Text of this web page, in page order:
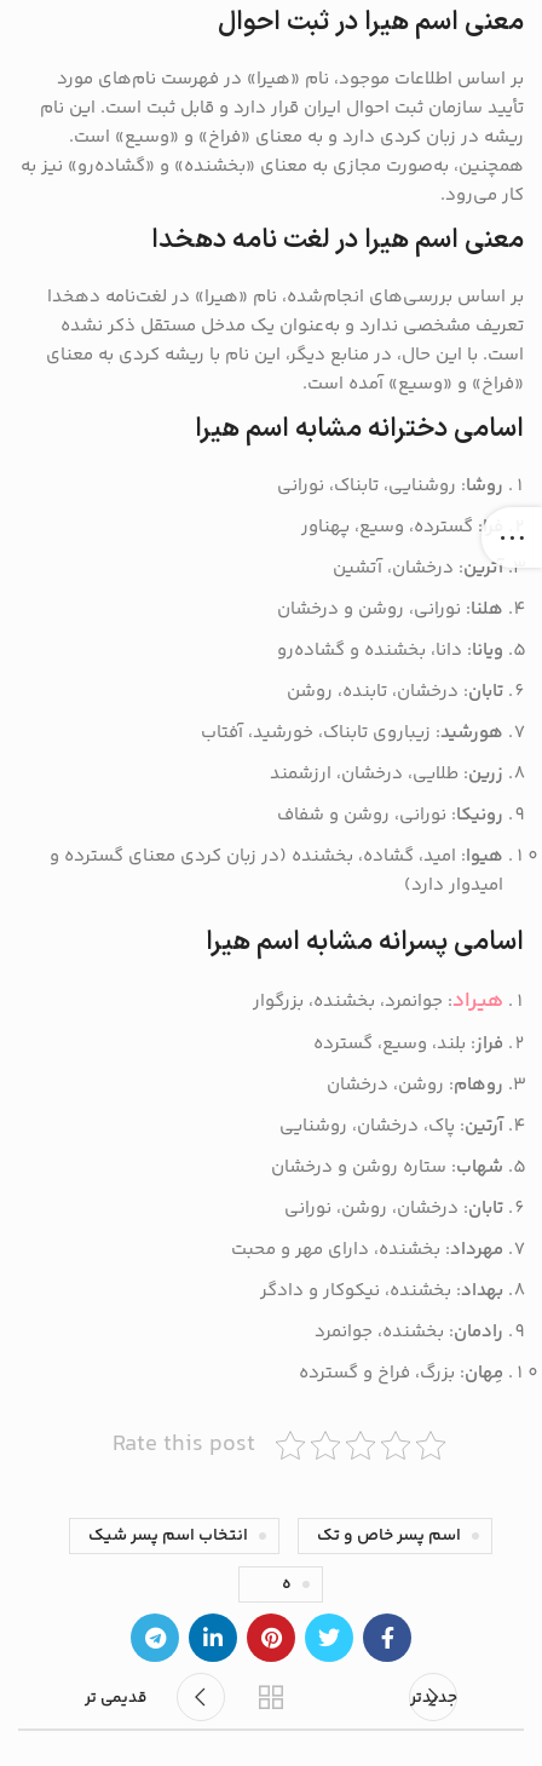
معنی اسم هیرا در ثبت احوال
بر اساس اطلاعات موجود، نام «هیرا» در فهرست نام‌های مورد
تأیید سازمان ثبت احوال ایران قرار دارد و قابل ثبت است. این نام
ریشه در زبان کردی دارد و به معنای «فراخ» و «وسیع» است.
همچنین، به‌صورت مجازی به معنای «بخشنده» و «گشاده‌رو» نیز به
کار می‌رود.
معنی اسم هیرا در لغت نامه دهخدا
بر اساس بررسی‌های انجام‌شده، نام «هیرا» در لغت‌نامه دهخدا
تعریف مشخصی ندارد و به‌عنوان یک مدخل مستقل ذکر نشده
است. با این حال، در منابع دیگر، این نام با ریشه کردی به معنای
«فراخ» و «وسیع» آمده است.
اسامی دخترانه مشابه اسم هیرا
روشا: روشنایی، تابناک، نورانی
فرا: گسترده، وسیع، پهناور
آترین: درخشان، آتشین
هلنا: نورانی، روشن و درخشان
ویانا: دانا، بخشنده و گشاده‌رو
تابان: درخشان، تابنده، روشن
هورشید: زیباروی تابناک، خورشید، آفتاب
زرین: طلایی، درخشان، ارزشمند
رونیکا: نورانی، روشن و شفاف
هیوا: امید، گشاده، بخشنده (در زبان کردی معنای گسترده و
امیدوار دارد)
اسامی پسرانه مشابه اسم هیرا
هیراد: جوانمرد، بخشنده، بزرگوار
فراز: بلند، وسیع، گسترده
روهام: روشن، درخشان
آرتین: پاک، درخشان، روشنایی
شهاب: ستاره روشن و درخشان
تابان: درخشان، روشن، نورانی
مهرداد: بخشنده، دارای مهر و محبت
بهداد: بخشنده، نیکوکار و دادگر
رادمان: بخشنده، جوانمرد
مِهان: بزرگ، فراخ و گسترده
Rate this post
اسم پسر خاص و تک
انتخاب اسم پسر شیک
ه
جدیدتر قدیمی تر